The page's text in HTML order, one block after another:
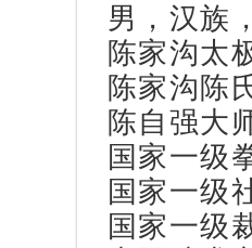
男，汉族
陈家沟太
陈家沟陈
陈自强大
国家一级
国家一级
国家一级